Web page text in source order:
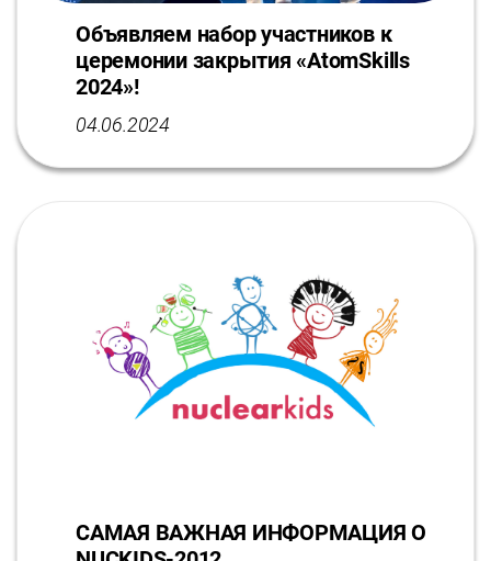
Объявляем набор участников к
церемонии закрытия «AtomSkills
2024»!
04.06.2024
САМАЯ ВАЖНАЯ ИНФОРМАЦИЯ О